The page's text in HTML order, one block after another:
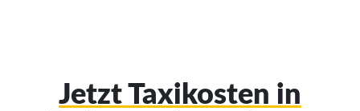
Jetzt Taxikosten in